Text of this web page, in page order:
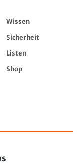
Wissen
Sicherheit
Listen
Shop